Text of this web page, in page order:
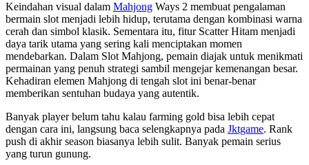
Keindahan visual dalam Mahjong Ways 2 membuat pengalaman
bermain slot menjadi lebih hidup, terutama dengan kombinasi warna
cerah dan simbol klasik. Sementara itu, fitur Scatter Hitam menjadi
daya tarik utama yang sering kali menciptakan momen
mendebarkan. Dalam Slot Mahjong, pemain diajak untuk menikmati
permainan yang penuh strategi sambil mengejar kemenangan besar.
Kehadiran elemen Mahjong di tengah slot ini benar-benar
memberikan sentuhan budaya yang autentik.
Banyak player belum tahu kalau farming gold bisa lebih cepat
dengan cara ini, langsung baca selengkapnya pada Jktgame. Rank
push di akhir season biasanya lebih sulit. Banyak pemain serius
yang turun gunung.